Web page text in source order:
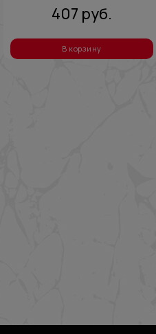
407 руб.
В корзину